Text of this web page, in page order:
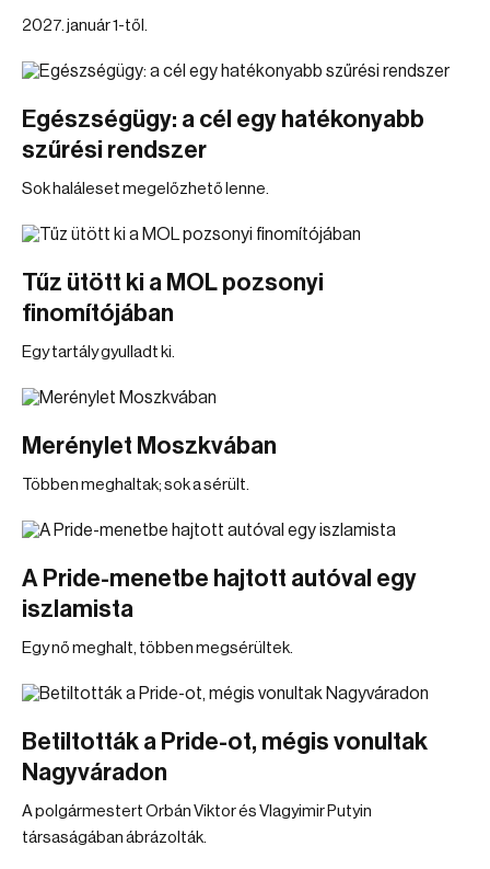
2027. január 1-től.
Egészségügy: a cél egy hatékonyabb
szűrési rendszer
Sok haláleset megelőzhető lenne.
Tűz ütött ki a MOL pozsonyi
finomítójában
Egy tartály gyulladt ki.
Merénylet Moszkvában
Többen meghaltak; sok a sérült.
A Pride-menetbe hajtott autóval egy
iszlamista
Egy nő meghalt, többen megsérültek.
Betiltották a Pride-ot, mégis vonultak
Nagyváradon
A polgármestert Orbán Viktor és Vlagyimir Putyin
társaságában ábrázolták.